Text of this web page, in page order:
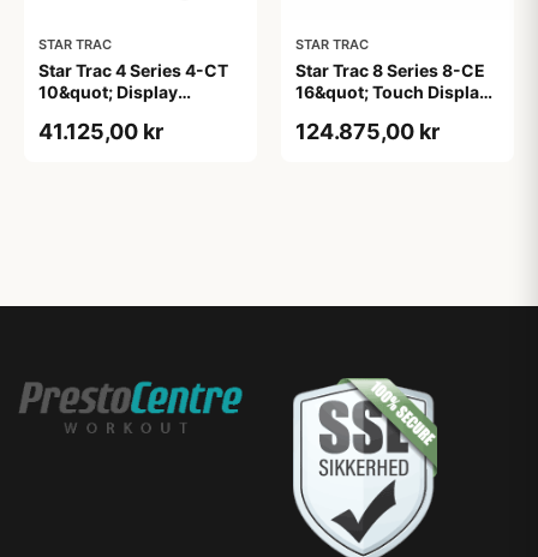
STAR TRAC
Star Trac 4 Series 4-CT
10&quot; Display
41.125,00 kr
STAR TRAC
Star Trac 8 Series 8-CE
16&quot; Touch Display
skridtlængde
124.875,00 kr